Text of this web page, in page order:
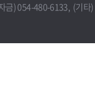
금) 054-480-6133, (기타